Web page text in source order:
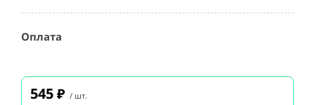
Оплата
545₽ / шт.